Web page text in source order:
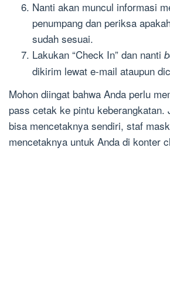
Nanti akan muncul informasi
penumpang dan periksa
sudah sesuai.
Lakukan “Check In” dan nanti
dikirim lewat e-mail ataupun
Mohon diingat bahwa Anda perlu
pass cetak ke pintu keberangkatan.
bisa mencetaknya sendiri, staf
mencetaknya untuk Anda di konter